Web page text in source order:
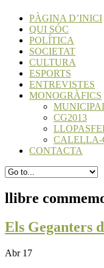
PÀGINA D’INICI
QUI SÓC
POLÍTICA
SOCIETAT
CULTURA
ESPORTS
ENTREVISTES
MONOGRÀFICS
CG2013
CALELLA-
CONTACTA
llibre
Els Geganters
Abr 17